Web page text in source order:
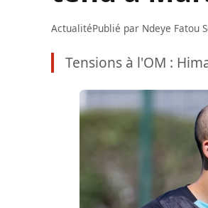
ActualitéPublié par Ndeye Fatou
Tensions à l'OM :